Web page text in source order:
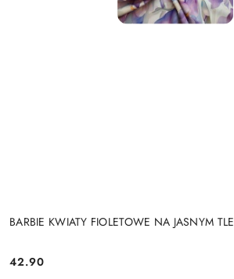
BARBIE KWIATY FIOLETOWE NA JASNYM TLE
Cena:
42.90